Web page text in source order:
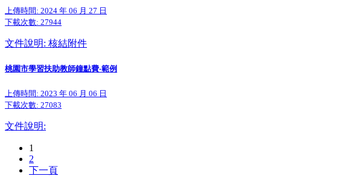
上傳時間: 2024 年 06 月 27 日
下載次數: 27944
文件說明: 核結附件
桃園市學習扶助教師鐘點費-範例
上傳時間: 2023 年 06 月 06 日
下載次數: 27083
文件說明:
1
2
下一頁